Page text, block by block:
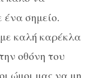
σημείο.
καλή καρέκλα
οθόνη του
ώμοι μας να μη